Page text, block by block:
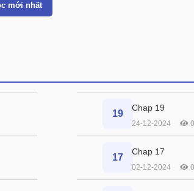
mới nhất
19
Chap 19
24-12-2024 0
17
Chap 17
02-12-2024 0